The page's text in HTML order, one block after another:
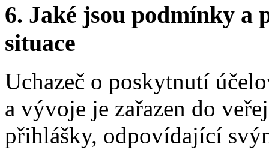
6. Jaké jsou podmínky a
situace
Uchazeč o poskytnutí
a vývoje je zařazen do
přihlášky, odpovídající